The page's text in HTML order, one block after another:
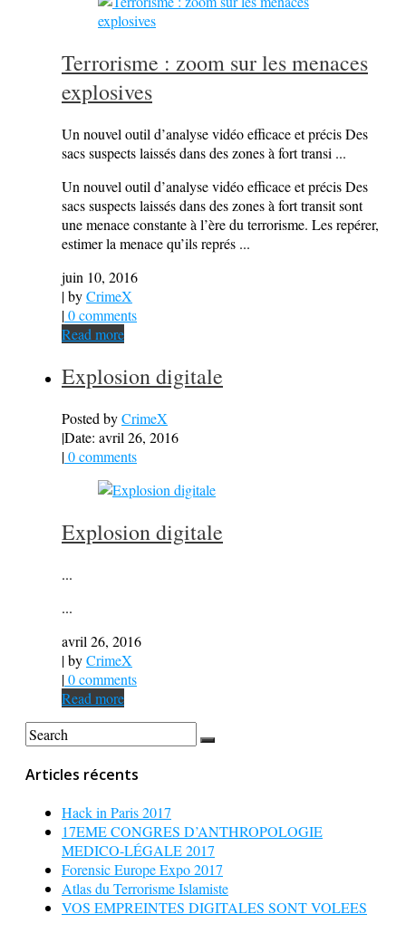
Terrorisme : zoom sur les menaces
explosives
Un nouvel outil d’analyse vidéo efficace et précis Des
sacs suspects laissés dans des zones à fort transi ...
Un nouvel outil d’analyse vidéo efficace et précis Des
sacs suspects laissés dans des zones à fort transit sont
une menace constante à l’ère du terrorisme. Les repérer,
estimer la menace qu’ils représ ...
juin 10, 2016
| byCrimeX
|0 comments
Read more
Explosion digitale
Posted byCrimeX
|Date: avril 26, 2016
|0 comments
Explosion digitale
...
...
avril 26, 2016
| byCrimeX
|0 comments
Read more
Articles récents
Hack in Paris 2017
17EME CONGRES D’ANTHROPOLOGIE
MEDICO-LÉGALE 2017
Forensic Europe Expo 2017
Atlas du Terrorisme Islamiste
VOS EMPREINTES DIGITALES SONT VOLEES